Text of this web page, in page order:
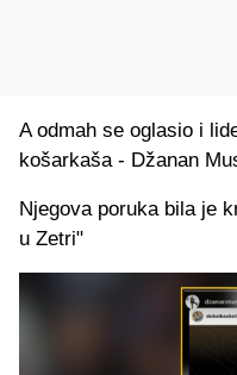
A odmah se oglasio i
košarkaša - Džanan
Njegova poruka bila je
u Zetri"